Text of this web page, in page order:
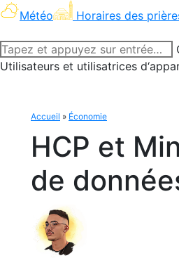
Météo Horaires des
Recherche
:Utilisateurs et utilisatrices
Accueil » Économie
HCP et
de